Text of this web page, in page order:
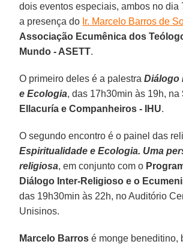
dois eventos especiais, ambos no dia
a presença do Ir. Marcelo Barros de
Associação Ecumênica dos
Mundo - ASETT.
O primeiro deles é a palestraDiálogo
e Ecologia, das 17h30min às 19h, na
Ellacuría e Companheiros - IHU.
O segundo encontro é o painel das
Espiritualidade e Ecologia. Uma
religiosa, em conjunto com o
Diálogo Inter-Religioso e o
das 19h30min às 22h, no Auditório
Unisinos.
Marcelo Barros é monge beneditino,